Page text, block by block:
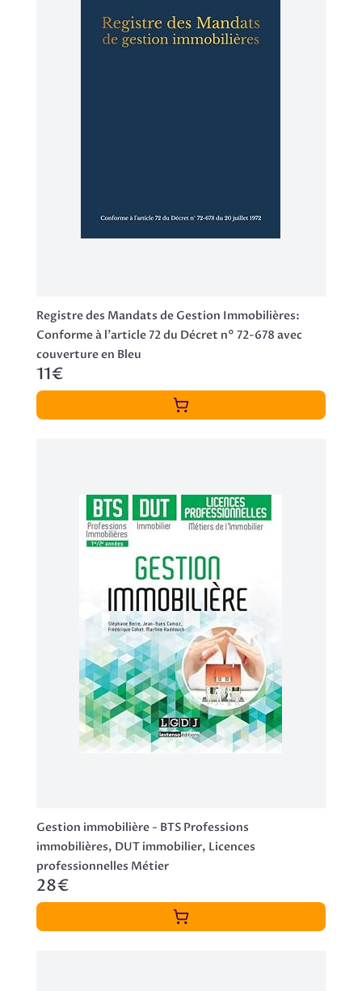
Registre des Mandats de Gestion Immobilières:
Conforme à l'article 72 du Décret n° 72-678 avec
couverture en Bleu
11€
Gestion immobilière - BTS Professions
immobilières, DUT immobilier, Licences
professionnelles Métier
28€